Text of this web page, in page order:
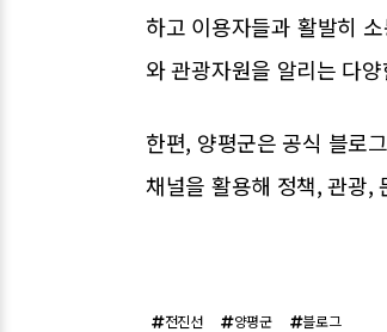
하고 이용자들과 활발히
와 관광자원을 알리는 다
한편, 양평군은 공식 블로
채널을 활용해 정책, 관광,
전진선 양평군 블로그